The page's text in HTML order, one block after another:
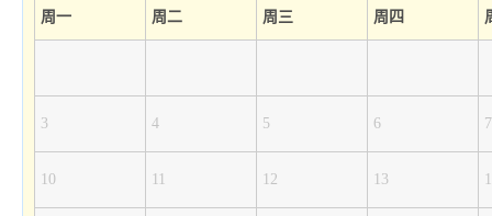
周一 周二 周三 周四
3 4 5 6 7
10 11 12 13